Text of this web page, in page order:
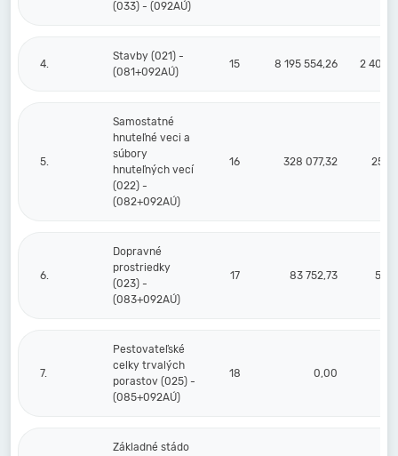
(033) - (092AÚ)
4.
Stavby (021) -
(081+092AÚ)
15 8 195 554,26 2 403
5.
Samostatné
hnuteľné veci a
súbory
hnuteľných vecí
(022) -
(082+092AÚ)
16 328 077,32 251
6.
Dopravné
prostriedky
(023) -
(083+092AÚ)
17 83 752,73 59
7.
Pestovateľské
celky trvalých
porastov (025) -
(085+092AÚ)
18 0,00
Základné stádo